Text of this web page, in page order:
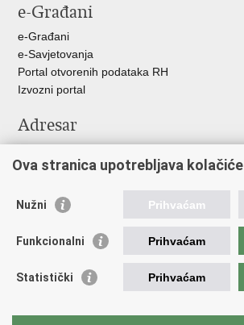
e-Građani
e-Građani
e-Savjetovanja
Portal otvorenih podataka RH
Izvozni portal
Adresar
Adresar tijela javne vlasti
Korisne poveznice
Vlada RH
Predsjednik RH
Pravobraniteljica za ravnopravnost spolova
Ova stranica upotrebljava kolačiće
Nužni Prihvaćam
Funkcionalni Prihvaćam
Statistički Prihvaćam